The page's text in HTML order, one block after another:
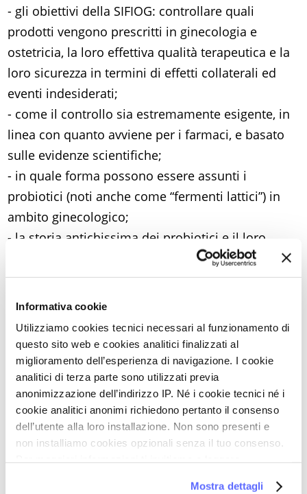
Informativa cookie
Utilizziamo cookies tecnici necessari al funzionamento di
questo sito web e cookies analitici finalizzati al
miglioramento dell’esperienza di navigazione. I cookie
analitici di terza parte sono utilizzati previa
anonimizzazione dell’indirizzo IP. Né i cookie tecnici né i
cookie analitici anonimi richiedono pertanto il consenso
dell’utente alla loro installazione. Non sono presenti e
non installiamo cookies opzionali senza il tuo consenso.
Mostra dettagli
- gli obiettivi della SIFIOG: controllare quali
prodotti vengono prescritti in ginecologia e
ostetricia, la loro effettiva qualità terapeutica e la
loro sicurezza in termini di effetti collaterali ed
eventi indesiderati;
- come il controllo sia estremamente esigente, in
linea con quanto avviene per i farmaci, e basato
sulle evidenze scientifiche;
- in quale forma possono essere assunti i
probiotici (noti anche come “fermenti lattici”) in
ambito ginecologico;
- la storia antichissima dei probiotici e il loro
crescente successo clinico in questi ultimi anni;
- come lavori scientifici di grande solidità stiano
dimostrando l’efficacia dei probiotici nella cura di
alcune importanti patologie ginecologiche e
ostetriche;
- come la capacità dei probiotici di modulare
l’ecosistema vaginale consenta, in particolare, di
prevenire le vaginiti e, in caso di gravidanza, le
infezioni che possono accrescere il rischio di
parto prematuro.
MedLine.TV